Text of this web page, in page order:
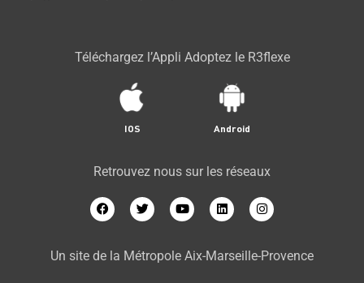
Téléchargez l’Appli Adoptez le R3flexe
IOS Android
Retrouvez nous sur les réseaux
Un site de la Métropole Aix-Marseille-Provence